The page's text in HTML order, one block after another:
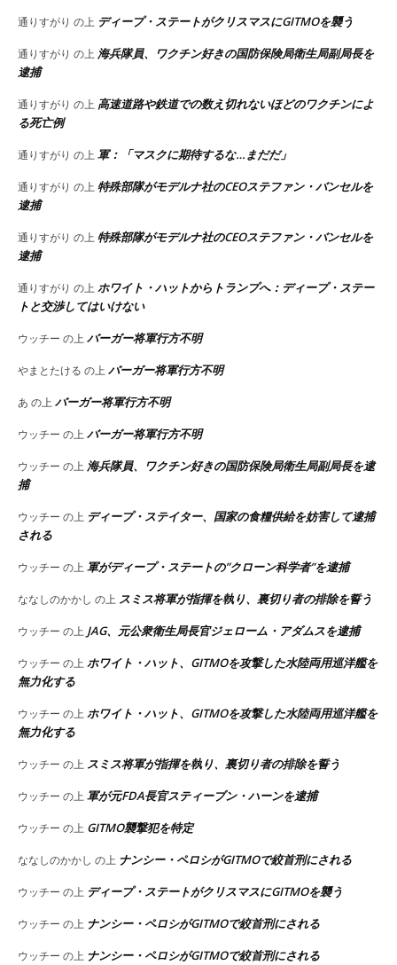
通りすがり の上 ディープ・ステートがクリスマスにGITMOを襲う
通りすがり の上 海兵隊員、ワクチン好きの国防保険局衛生局副局長を
逮捕
通りすがり の上 高速道路や鉄道での数え切れないほどのワクチンによ
る死亡例
通りすがり の上軍：「マスクに期待するな…まだだ」
通りすがり の上特殊部隊がモデルナ社のCEOステファン・バンセルを
逮捕
通りすがり の上特殊部隊がモデルナ社のCEOステファン・バンセルを
逮捕
通りすがり の上ホワイト・ハットからトランプへ：ディープ・ステー
トと交渉してはいけない
ウッチー の上バーガー将軍行方不明
やまとたける の上バーガー将軍行方不明
あ の上バーガー将軍行方不明
ウッチー の上バーガー将軍行方不明
ウッチー の上 海兵隊員、ワクチン好きの国防保険局衛生局副局長を逮
捕
ウッチー の上 ディープ・ステイター、国家の食糧供給を妨害して逮捕
される
ウッチー の上軍がディープ・ステートの”クローン科学者”を逮捕
ななしのかかし の上 スミス将軍が指揮を執り、裏切り者の排除を誓う
ウッチー の上 JAG、元公衆衛生局長官ジェローム・アダムスを逮捕
ウッチー の上ホワイト・ハット、GITMOを攻撃した水陸両用巡洋艦を
無力化する
ウッチー の上ホワイト・ハット、GITMOを攻撃した水陸両用巡洋艦を
無力化する
ウッチー の上 スミス将軍が指揮を執り、裏切り者の排除を誓う
ウッチー の上軍が元FDA長官スティーブン・ハーンを逮捕
ウッチー の上 GITMO襲撃犯を特定
ななしのかかし の上 ナンシー・ペロシがGITMOで絞首刑にされる
ウッチー の上 ディープ・ステートがクリスマスにGITMOを襲う
ウッチー の上 ナンシー・ペロシがGITMOで絞首刑にされる
ウッチー の上 ナンシー・ペロシがGITMOで絞首刑にされる